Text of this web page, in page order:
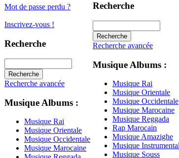
Mot de passe perdu ?
Inscrivez-vous !
Recherche
Recherche avancée
Musique Albums :
Musique Rai
Musique Orientale
Musique Occidentale
Musique Marocaine
Recherche
Recherche avancée
Musique Albums :
Musique Rai
Musique Orientale
Musique Occidentale
Musique Marocaine
Musique Reggada
Rap Marocain
Musique Amazighe
Musique Instrumental
Musique Souss